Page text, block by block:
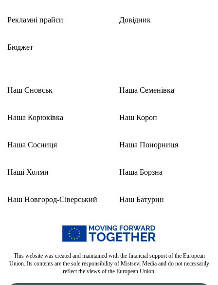
Рекламні прайси
Бюджет
Довідник
Наш Сновськ
Наша Корюківка
Наша Сосниця
Наші Холми
Наш Новгород-Сіверський
Наша Семенівка
Наш Короп
Наша Понорниця
Наша Борзна
Наш Батурин
This website was created and maintained with the financial support of the European
Union. Its contents are the sole responsibility of Mistsevi Media and do not necessarily
reflect the views of the European Union.